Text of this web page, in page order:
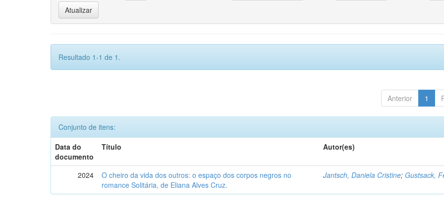
Resultado 1-1 de 1.
Anterior 1
Conjunto de itens:
Data do
documento
Título Autor(es)
2024
O cheiro da vida dos outros: o espaço dos corpos negros no
romance Solitária, de Eliana Alves Cruz.
Jantsch, Daniela Cristine; Gustsack,